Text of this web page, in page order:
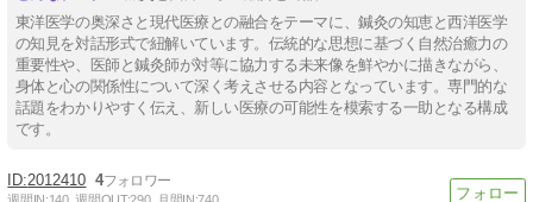
東洋医学の奥深さと現代医療との融合をテーマに、鍼灸の知恵と西洋医学
の知見を対話形式で紐解いています。伝統的な思想に基づく自然治癒力の
重要性や、医師と鍼灸師が対等に協力する未来像を鮮やかに描きながら、
身体と心の関係性について深く考えさせる内容となっています。専門的な
話題をわかりやすく伝え、新しい医療の可能性を模索する一助となる構成
です。
2012410 4